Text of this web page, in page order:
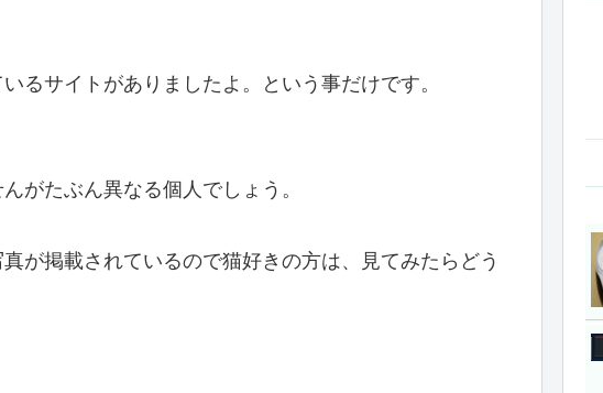
るサイトがありましたよ。という事だけです。
がたぶん異なる個人でしょう。
が掲載されているので猫好きの方は、見てみたらどう